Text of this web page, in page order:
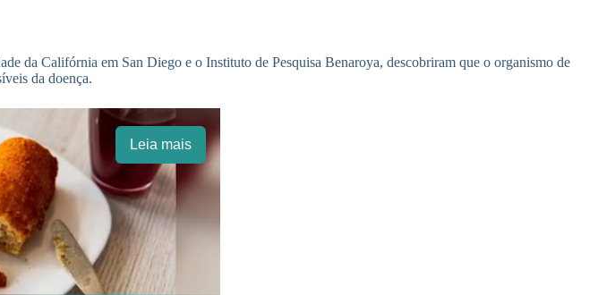
da Califórnia em San Diego e o Instituto de Pesquisa Benaroya, descobriram que o organismo de
da doença.
Leia mais